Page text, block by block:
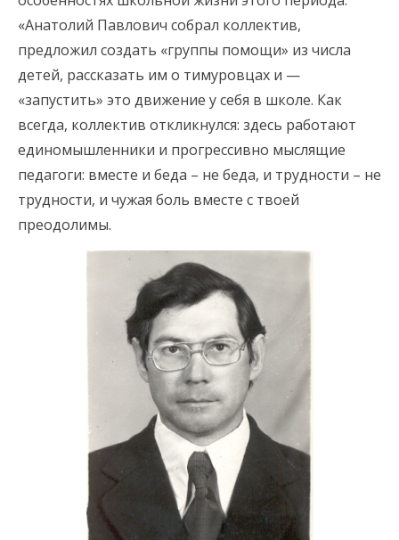
«Анатолий Павлович собрал коллектив,
предложил создать «группы помощи» из числа
детей, рассказать им о тимуровцах и —
«запустить» это движение у себя в школе. Как
всегда, коллектив откликнулся: здесь работают
единомышленники и прогрессивно мыслящие
педагоги: вместе и беда – не беда, и трудности – не
трудности, и чужая боль вместе с твоей
преодолимы.